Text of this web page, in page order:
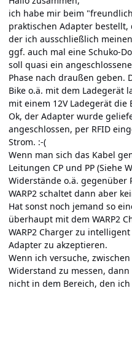
ich habe mir beim
praktischen Adapter
der ich ausschließlich
ggf. auch mal eine Schuko-
soll quasi ein
Phase nach draußen geben.
Bike o.ä. mit dem Ladegerät
mit einem 12V Ladegerät
Ok, der Adapter wurde
angeschlossen, per RFID
Strom. :-(
Wenn man sich das Kabel
Leitungen CP und PP (Siehe
Widerstände o.ä. gegenüber
WARP2 schaltet dann aber
Hat sonst noch jemand so
überhaupt mit dem WARP2
WARP2 Charger zu
Adapter zu akzeptieren.
Wenn ich versuche, zwischen
Widerstand zu messen,
nicht in dem Bereich, den